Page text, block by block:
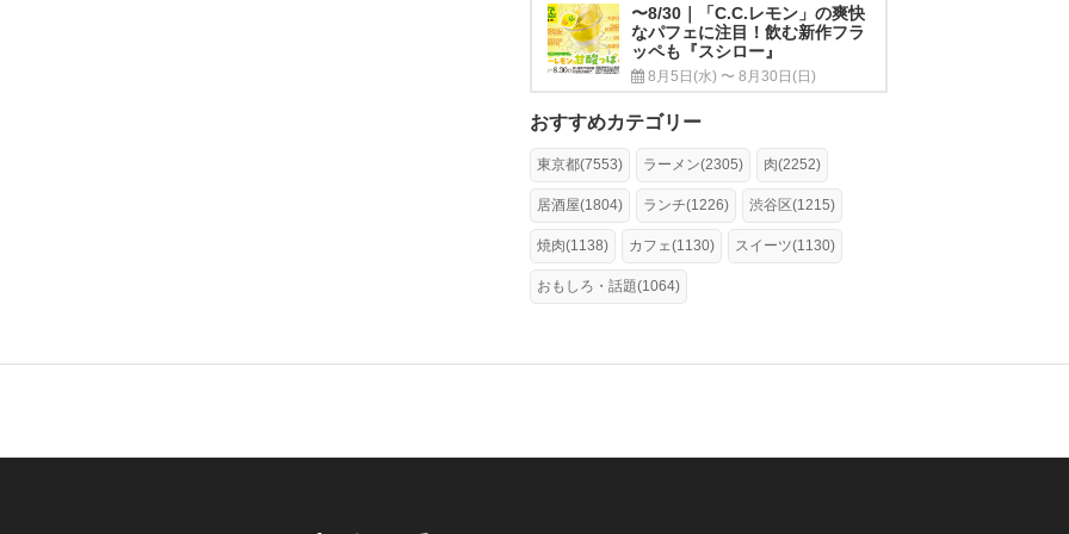
〜8/30｜「C.C.レモン」の爽快
なパフェに注目！飲む新作フラ
ッペも『スシロー』
8月5日(水) 〜 8月30日(日)
おすすめカテゴリー
東京都(7553) ラーメン(2305) 肉(2252)
居酒屋(1804) ランチ(1226) 渋谷区(1215)
焼肉(1138) カフェ(1130) スイーツ(1130)
おもしろ・話題(1064)